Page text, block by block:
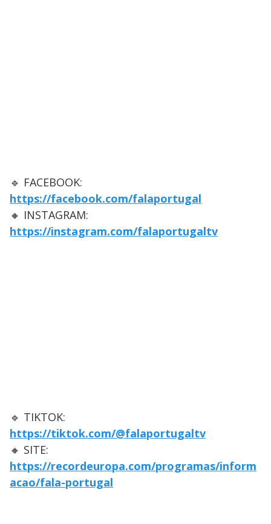
🔹 FACEBOOK:
https://facebook.com/falaportugal
🔸 INSTAGRAM:
https://instagram.com/falaportugaltv
🔹 TIKTOK:
https://tiktok.com/@falaportugaltv
🔸 SITE:
https://recordeuropa.com/programas/inform
acao/fala-portugal